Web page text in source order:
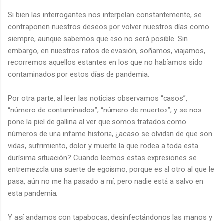
Si bien las interrogantes nos interpelan constantemente, se
contraponen nuestros deseos por volver nuestros días como
siempre, aunque sabemos que eso no será posible. Sin
embargo, en nuestros ratos de evasión, soñamos, viajamos,
recorremos aquellos estantes en los que no habíamos sido
contaminados por estos días de pandemia.
Por otra parte, al leer las noticias observamos “casos”,
“número de contaminados”, “número de muertos”, y se nos
pone la piel de gallina al ver que somos tratados como
números de una infame historia, ¿acaso se olvidan de que son
vidas, sufrimiento, dolor y muerte la que rodea a toda esta
durísima situación? Cuando leemos estas expresiones se
entremezcla una suerte de egoísmo, porque es al otro al que le
pasa, aún no me ha pasado a mí, pero nadie está a salvo en
esta pandemia.
Y así andamos con tapabocas, desinfectándonos las manos y